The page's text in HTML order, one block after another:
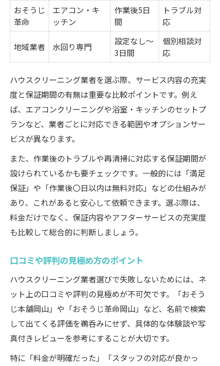
おそうじ
革命
エアコン・キ
ッチン
作業後5日
間
トラブル対
応
地域業者 水回り専門
設定なし～
3日間
個別相談対
応
ハウスクリーニング業者を選ぶ際、サービス内容の充実
度と保証期間の有無は重要な比較ポイントです。例え
ば、エアコンクリーニングや浴室・キッチンのセットプ
ランなど、業者ごとに対応できる範囲やオプションサー
ビスが異なります。
また、作業後のトラブルや再清掃に対応する保証期間が
設けられているかも要チェックです。一般的には「満足
保証」や「作業後〇日以内は無料対応」などの仕組みが
あり、これがあると安心して依頼できます。選ぶ際は、
料金だけでなく、保証内容やアフターサービスの充実度
も比較して総合的に判断しましょう。
口コミや評判の見極め方のポイント
ハウスクリーニング業者選びで失敗しないためには、ネ
ット上の口コミや評判の見極めが不可欠です。「おそう
じ本舗岡山」や「おそうじ革命岡山」など、名前で検索
して出てくる評価を鵜呑みにせず、具体的な体験談や写
真付きレビューを参考にすることが大切です。
特に「料金が明確だった」「スタッフの対応が良かっ